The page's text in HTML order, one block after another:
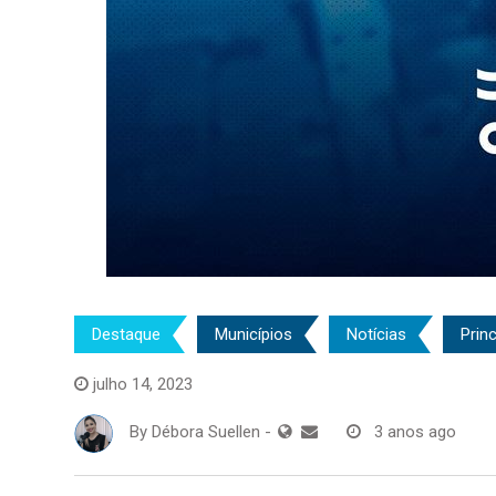
Destaque Municípios Notícias
julho 14, 2023
By Débora Suellen - 3 anos ago